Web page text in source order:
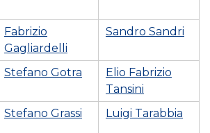
Fabrizio
Gagliardelli
Sandro Sandri
Stefano Gotra
Elio Fabrizio
Tansini
Stefano Grassi Luigi Tarabbia